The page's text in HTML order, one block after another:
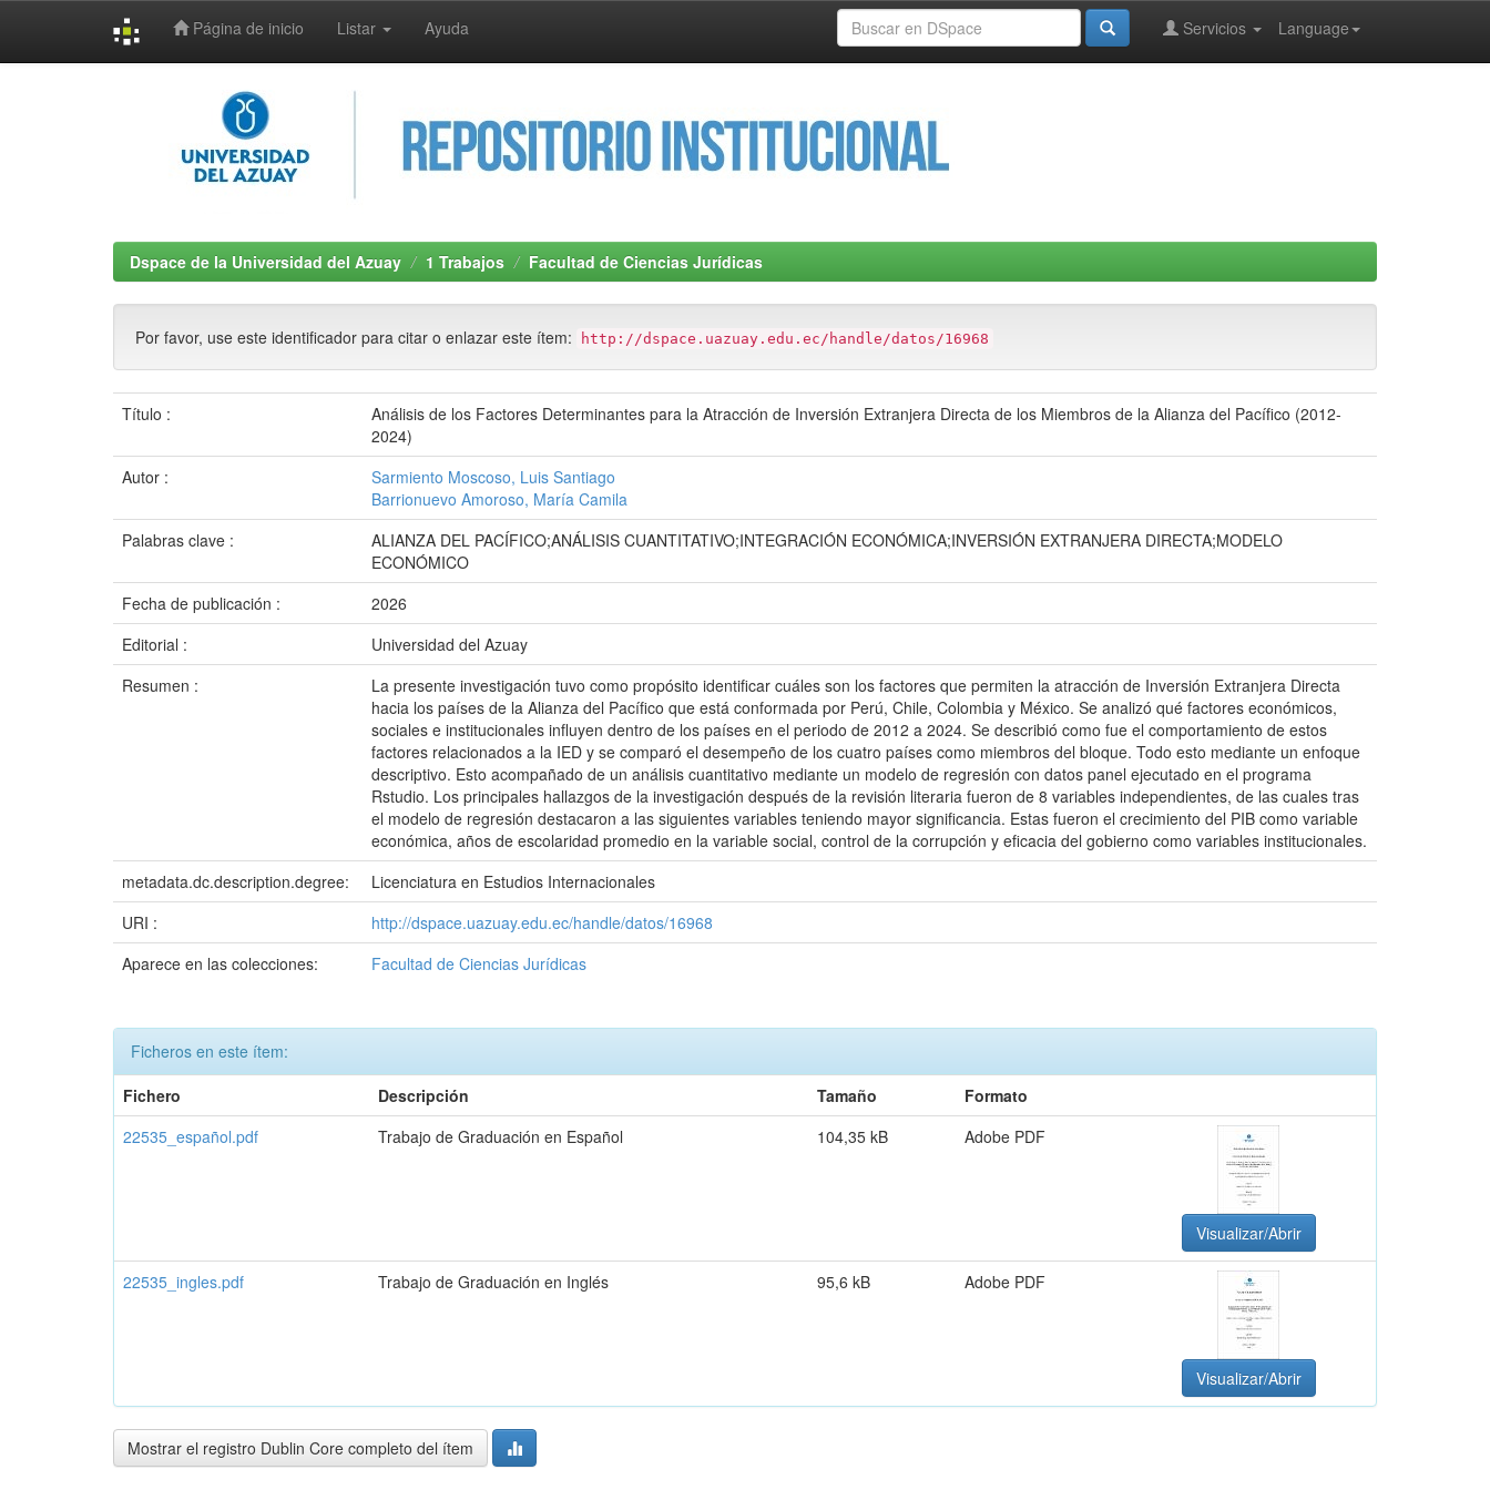
Página de inicio Listar Ayuda Language
Servicios
Dspace de la Universidad del Azuay 1 Trabajos Facultad de Ciencias Jurídicas
Por favor, use este identificador para citar o enlazar este ítem: http://dspace.uazuay.edu.ec/handle/datos/16968
Título :
Análisis de los Factores Determinantes para la Atracción de Inversión Extranjera Directa de los Miembros de la Alianza del Pacífico (2012-
2024)
Autor :
Sarmiento Moscoso, Luis Santiago
Barrionuevo Amoroso, María Camila
Palabras clave :
ALIANZA DEL PACÍFICO;ANÁLISIS CUANTITATIVO;INTEGRACIÓN ECONÓMICA;INVERSIÓN EXTRANJERA DIRECTA;MODELO
ECONÓMICO
Fecha de publicación :
2026
Editorial :
Universidad del Azuay
Resumen :
La presente investigación tuvo como propósito identificar cuáles son los factores que permiten la atracción de Inversión Extranjera Directa
hacia los países de la Alianza del Pacífico que está conformada por Perú, Chile, Colombia y México. Se analizó qué factores económicos,
sociales e institucionales influyen dentro de los países en el periodo de 2012 a 2024. Se describió como fue el comportamiento de estos
factores relacionados a la IED y se comparó el desempeño de los cuatro países como miembros del bloque. Todo esto mediante un enfoque
descriptivo. Esto acompañado de un análisis cuantitativo mediante un modelo de regresión con datos panel ejecutado en el programa
Rstudio. Los principales hallazgos de la investigación después de la revisión literaria fueron de 8 variables independientes, de las cuales tras
el modelo de regresión destacaron a las siguientes variables teniendo mayor significancia. Estas fueron el crecimiento del PIB como variable
económica, años de escolaridad promedio en la variable social, control de la corrupción y eficacia del gobierno como variables institucionales.
metadata.dc.description.degree:
Licenciatura en Estudios Internacionales
URI :
http://dspace.uazuay.edu.ec/handle/datos/16968
Aparece en las colecciones:
Facultad de Ciencias Jurídicas
Ficheros en este ítem:
Fichero
Descripción Tamaño
Formato
22535_español.pdf
Trabajo de Graduación en Español 104,35 kB Adobe PDF
Visualizar/Abrir
22535_ingles.pdf Trabajo de Graduación en Inglés 95,6 kB Adobe PDF
Visualizar/Abrir
Mostrar el registro Dublin Core completo del ítem